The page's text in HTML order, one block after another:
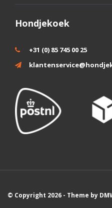
Hondjekoek
+31 (0) 85 745 00 25
© Copyright 2026 - Theme by